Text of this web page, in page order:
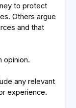
to protect
Others argue
and that
opinion.
any relevant
experience.